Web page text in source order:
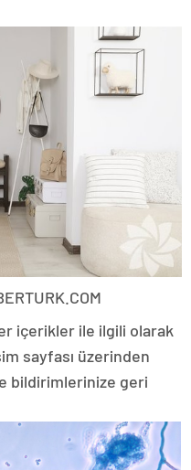
içerikler ile ilgili olarak
sayfası üzerinden
bildirimlerinize geri